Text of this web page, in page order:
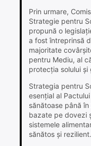
Prin urmare,
Strategie pentru
propună o
a fost întreprinsă
majoritate
pentru Mediu, al
protecția solului și
Strategia pentru
esențial al
sănătoase până
bazate pe dovezi
sistemele
sănătos și rezilient.